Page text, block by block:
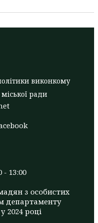
виконкому
ради
- 13:00
з особистих
департаменту
2024 році